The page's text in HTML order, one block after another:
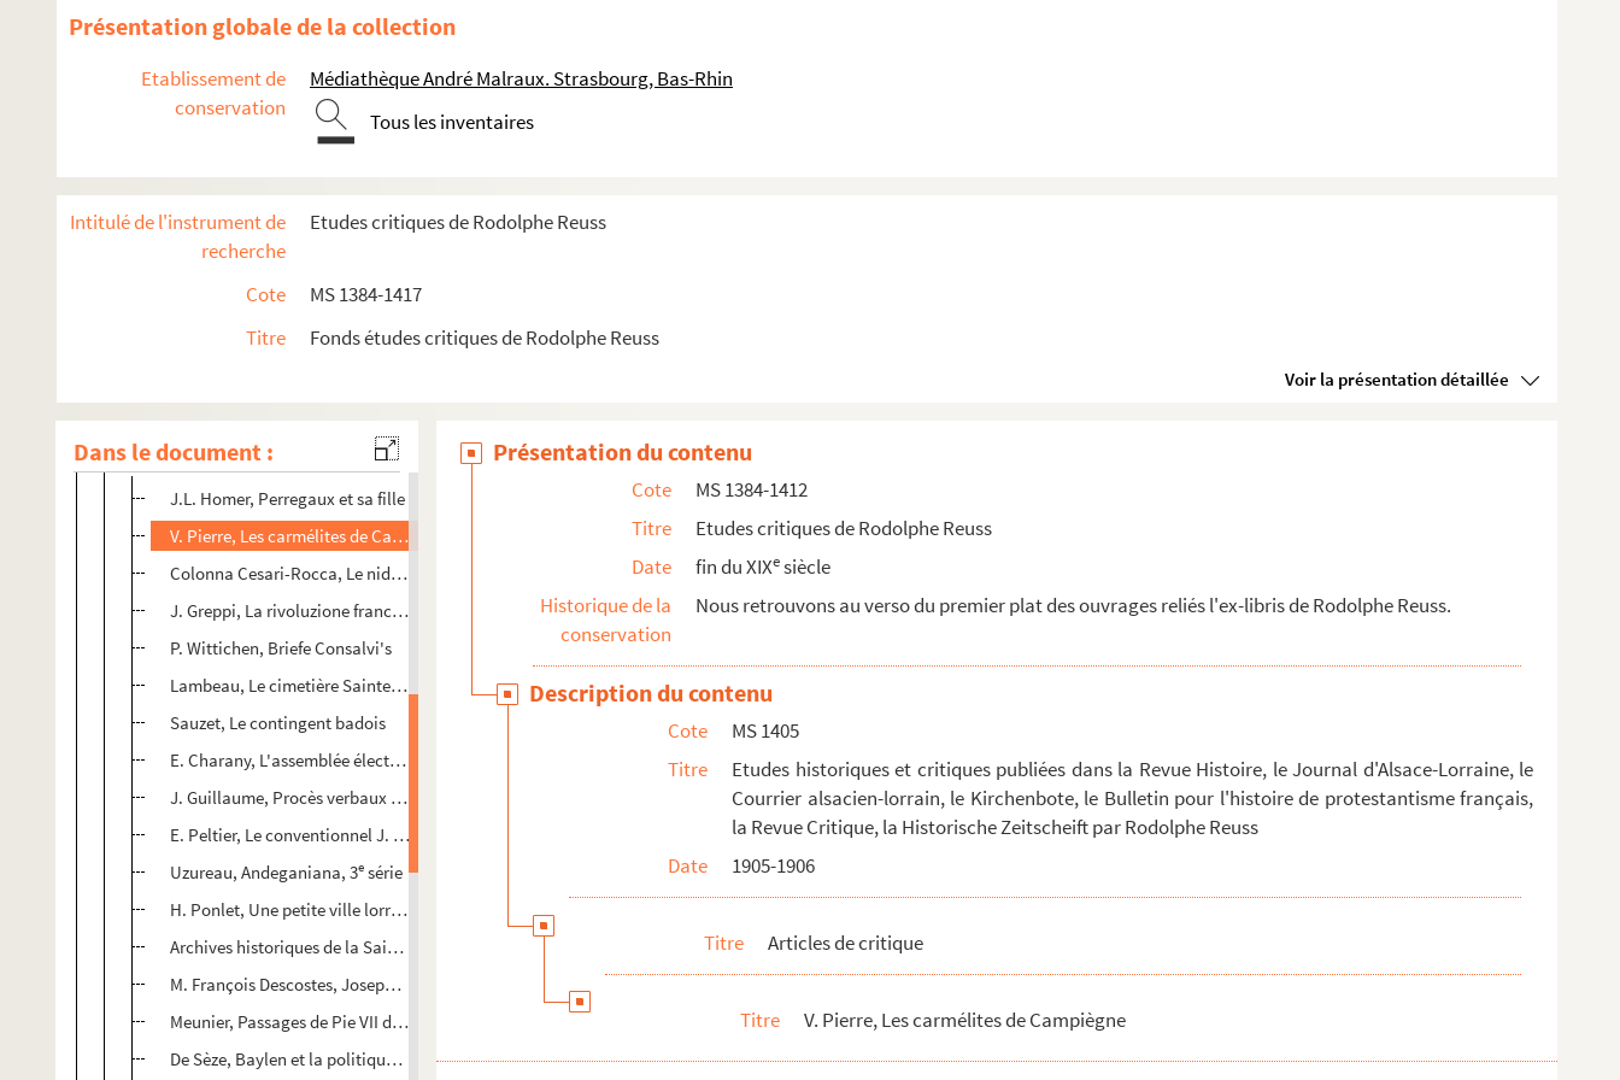
Présentation globale de la collection
Etablissement de
conservation
Médiathèque André Malraux. Strasbourg, Bas-Rhin
Tous les inventaires
Intitulé de l'instrument de
recherche
Etudes critiques de Rodolphe Reuss
Cote
MS 1384-1417
Titre
Fonds études critiques de Rodolphe Reuss
Voir la présentation détaillée
Dans le document :
MS 1400. Etudes historiques, littéraires et critiques publiées dans la Revue Historique, le Bulletin des Monu...
MS 1401. Etudes historiques et critiques publiées dans La Revue d'Alsace, le Elsass-Lothringischer Familienka...
MS 1402. Etudes historiques et critiques publiées dans la Revue d'Alsace, la Revue Critique, la Revue Histori...
MS 1403. Etudes historiques et critiques publiées dans le Kirchenbote, le Bulletin de l'histoire du protestan...
MS 1404. Etudes historiques et critiques publiées dans Pour nos enfants, le Bulettin de l'histoire du protest...
MS 1405. Etudes historiques et critiques publiées dans la Revue Histoire, le Journal d'Alsace-Lorraine, le Co...
Michelet à Strasbourg (1906)
Un prince jacobin allemand en Alsace (1906)
Jean Calvin par Domergue (t. III)
Articles de critique
J.L. Homer, Perregaux et sa fille
V. Pierre, Les carmélites de Campiègne
Colonna Cesari-Rocca, Le nid de l'aigle
J. Greppi, La rivoluzione francese, tom. III
P. Wittichen, Briefe Consalvi's
Lambeau, Le cimetière Sainte Mayanite, Louis XVIII
Sauzet, Le contingent badois
E. Charany, L'assemblée électorale de Paris, tom. III
J. Guillaume, Procès verbaux du Comité de l'instruction publique, tom. V.
E. Peltier, Le conventionnel J. Pérry [à vérifier]
Uzureau, Andeganiana, 3e série
H. Ponlet, Une petite ville lorraine (Thiaucourt)
Archives historiques de la Saintonge, tom. XXVI
M. François Descostes, Joseph de Maistre inconnu
Meunier, Passages de Pie VII dans la Niêne
De Sèze, Baylen et la politique de Napoléon
Présentation du contenu
Cote
MS 1384-1412
Titre
Etudes critiques de Rodolphe Reuss
Date
fin du XIXesiècle
Historique de la
conservation
Nous retrouvons au verso du premier plat des ouvrages reliés l'ex-libris de Rodolphe Reuss.
Description du contenu
Cote
MS 1405
Titre
Etudes historiques et critiques publiées dans la Revue Histoire, le Journal d'Alsace-Lorraine, le
Courrier alsacien-lorrain, le Kirchenbote, le Bulletin pour l'histoire de protestantisme français,
la Revue Critique, la Historische Zeitscheift par Rodolphe Reuss
Date
1905-1906
Titre Articles de critique
Titre V. Pierre, Les carmélites de Campiègne